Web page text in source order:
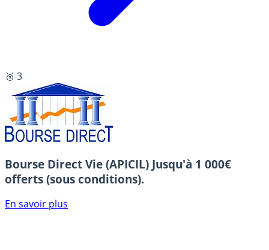
🥉 3
Bourse Direct Vie (APICIL) Jusqu'à 1 000€
offerts (sous conditions).
En savoir plus